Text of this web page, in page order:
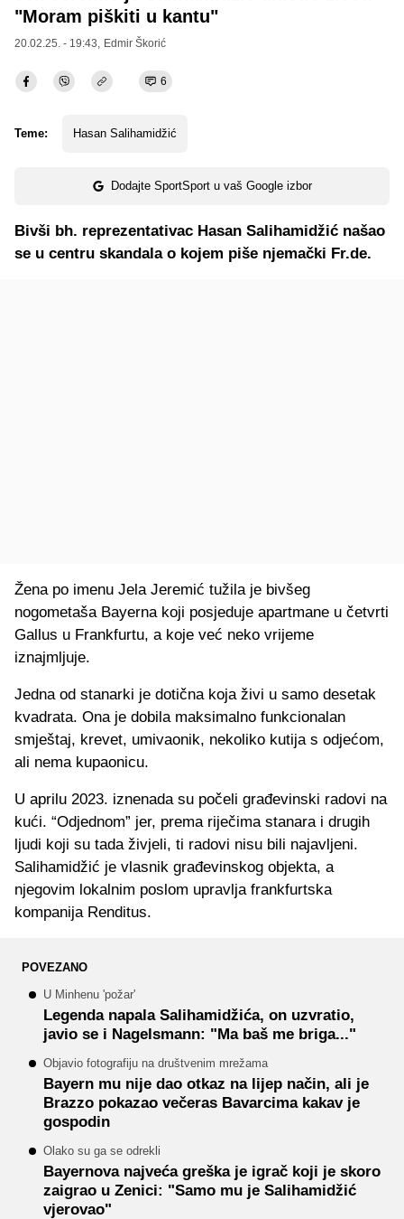
"Moram piškiti u kantu"
20.02.25. - 19:43, Edmir Škorić
6
Teme: Hasan Salihamidžić
Dodajte SportSport u vaš Google izbor
Bivši bh. reprezentativac Hasan Salihamidžić našao
se u centru skandala o kojem piše njemački Fr.de.
Žena po imenu Jela Jeremić tužila je bivšeg
nogometaša Bayerna koji posjeduje apartmane u četvrti
Gallus u Frankfurtu, a koje već neko vrijeme
iznajmljuje.
Jedna od stanarki je dotična koja živi u samo desetak
kvadrata. Ona je dobila maksimalno funkcionalan
smještaj, krevet, umivaonik, nekoliko kutija s odjećom,
ali nema kupaonicu.
U aprilu 2023. iznenada su počeli građevinski radovi na
kući. “Odjednom” jer, prema riječima stanara i drugih
ljudi koji su tada živjeli, ti radovi nisu bili najavljeni.
Salihamidžić je vlasnik građevinskog objekta, a
njegovim lokalnim poslom upravlja frankfurtska
kompanija Renditus.
POVEZANO
U Minhenu 'požar'
Legenda napala Salihamidžića, on uzvratio,
javio se i Nagelsmann: "Ma baš me briga..."
Objavio fotografiju na društvenim mrežama
Bayern mu nije dao otkaz na lijep način, ali je
Brazzo pokazao večeras Bavarcima kakav je
gospodin
Olako su ga se odrekli
Bayernova najveća greška je igrač koji je skoro
zaigrao u Zenici: "Samo mu je Salihamidžić
vjerovao"